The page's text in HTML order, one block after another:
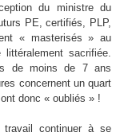
du ministre du
PE, certifiés, PLP,
« masterisés » au
sacrifiée.
de moins de 7 ans
concernent un quart
donc « oubliés » !
continuer à se